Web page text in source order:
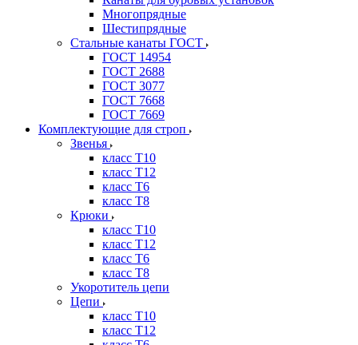
Многопрядные
Шестипрядные
Стальные канаты ГОСТ
ГОСТ 14954
ГОСТ 2688
ГОСТ 3077
ГОСТ 7668
ГОСТ 7669
Комплектующие для строп
Звенья
класс Т10
класс Т12
класс Т6
класс Т8
Крюки
класс Т10
класс Т12
класс Т6
класс Т8
Укоротитель цепи
Цепи
класс Т10
класс Т12